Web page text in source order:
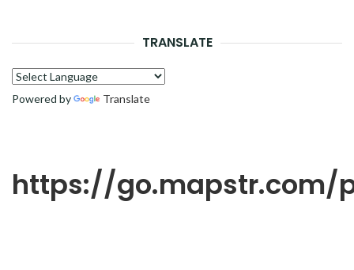
TRANSLATE
Powered by Translate
https://go.mapstr.com/